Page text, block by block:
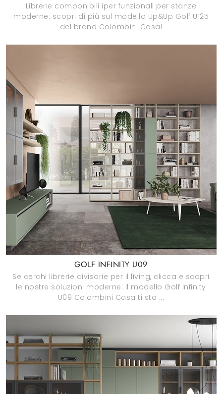
Librerie componibili iper funzionali per stanze
moderne: scopri di più sul modello Up&Up Golf U125
del brand Colombini Casa!
GOLF INFINITY U09
Se cerchi librerie divisorie per il living, clicca e scopri
le nostre soluzioni moderne: il modello Golf Infinity
U09 Colombini Casa ti sta ...